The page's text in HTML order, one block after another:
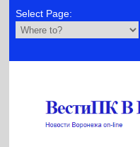
Select Page: